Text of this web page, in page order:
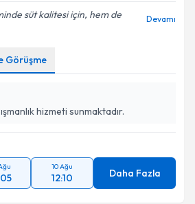
süt kalitesi için, hem de
Görüşme
hizmeti sunmaktadır.
10 Ağu
12:10 Daha Fazla